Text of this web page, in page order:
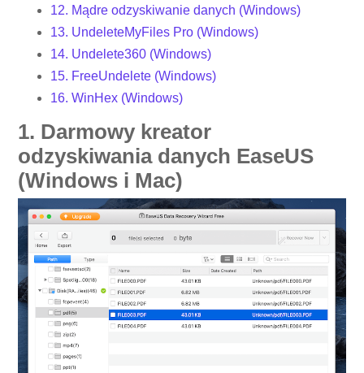
12. Mądre odzyskiwanie danych (Windows)
13. UndeleteMyFiles Pro (Windows)
14. Undelete360 (Windows)
15. FreeUndelete (Windows)
16. WinHex (Windows)
1. Darmowy kreator
odzyskiwania danych EaseUS
(Windows i Mac)